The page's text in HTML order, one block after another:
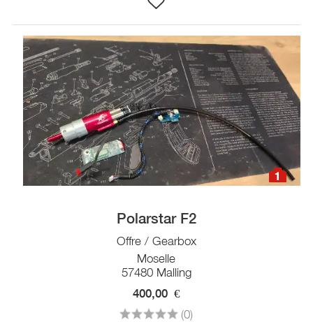
1
Polarstar F2
Offre / Gearbox
Moselle
57480 Malling
400,00 €
(0)